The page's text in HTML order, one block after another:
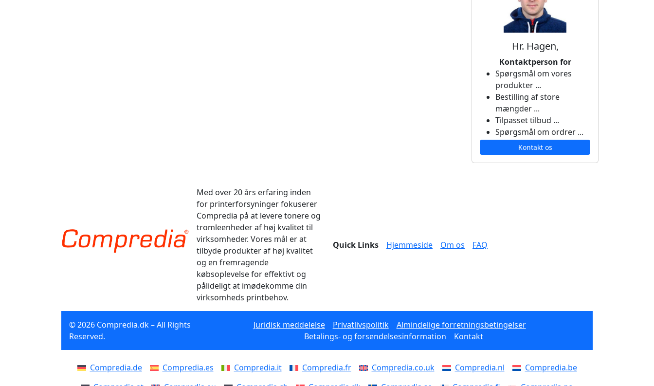
Hr. Hagen,
Kontaktperson for
Spørgsmål om vores
produkter ...
Bestilling af store
mængder ...
Tilpasset tilbud ...
Spørgsmål om ordrer ...
Kontakt os
Med over 20 års erfaring inden
for printerforsyninger fokuserer
Compredia på at levere tonere og
tromleenheder af høj kvalitet til
virksomheder. Vores mål er at
tilbyde produkter af høj kvalitet
og en fremragende
købsoplevelse for effektivt og
pålideligt at imødekomme din
virksomheds printbehov.
Quick Links Hjemmeside Om os FAQ
© 2026 Compredia.dk – All Rights
Reserved.
Juridisk meddelelse Privatlivspolitik
Almindelige forretningsbetingelser
Betalings- og forsendelsesinformation
Kontakt
Compredia.de Compredia.es Compredia.it Compredia.fr Compredia.co.uk Compredia.nl
Compredia.be